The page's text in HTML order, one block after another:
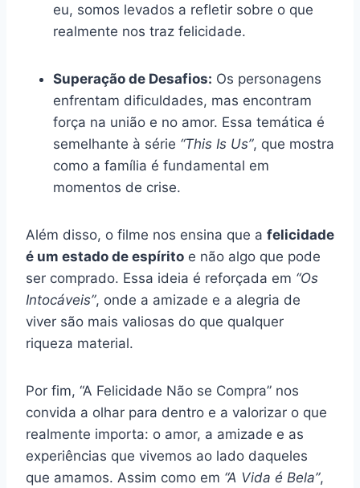
eu, somos levados a refletir sobre o que
realmente nos traz felicidade.
Superação de Desafios: Os personagens
enfrentam dificuldades, mas encontram
força na união e no amor. Essa temática é
semelhante à série “This Is Us”, que mostra
como a família é fundamental em
momentos de crise.
Além disso, o filme nos ensina que a felicidade
é um estado de espírito e não algo que pode
ser comprado. Essa ideia é reforçada em “Os
Intocáveis”, onde a amizade e a alegria de
viver são mais valiosas do que qualquer
riqueza material.
Por fim, “A Felicidade Não se Compra” nos
convida a olhar para dentro e a valorizar o que
realmente importa: o amor, a amizade e as
experiências que vivemos ao lado daqueles
que amamos. Assim como em “A Vida é Bela”,